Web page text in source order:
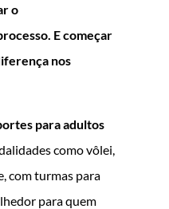
o
E começar
nos
para adultos
como vôlei,
com turmas para
para quem